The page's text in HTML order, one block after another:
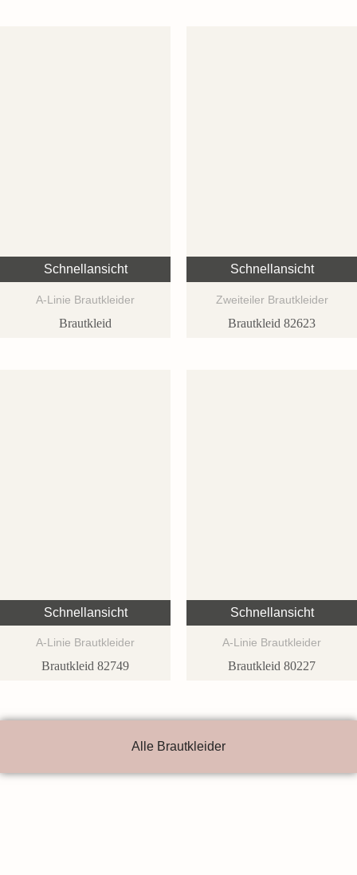
Schnellansicht
A-Linie Brautkleider
Brautkleid
Schnellansicht
Zweiteiler Brautkleider
Brautkleid 82623
Schnellansicht
A-Linie Brautkleider
Brautkleid 82749
Schnellansicht
A-Linie Brautkleider
Brautkleid 80227
Alle Brautkleider